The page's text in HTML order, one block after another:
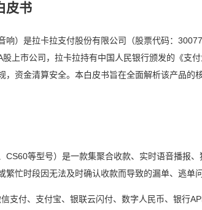
皮书
响）是拉卡拉支付股份有限公司（股票代码：
上市公司，拉卡拉持有中国人民银行颁发的《支
，资金清算安全。本白皮书旨在全面解析该产品
CS60等型号）是一款集聚合收款、实时语音播报
忙时段因无法及时确认收款而导致的漏单、逃单问
支付、支付宝、银联云闪付、数字人民币、银行